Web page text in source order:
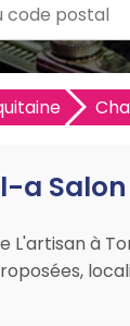
a Salon
L'artisan à